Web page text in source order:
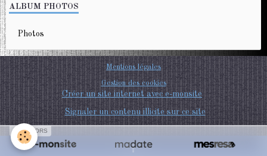
ALBUM PHOTOS
Photos
Mentions légales
Gestion des cookies
Créer un site internet avec e-monsite
Signaler un contenu illicite sur ce site
SPONSORS